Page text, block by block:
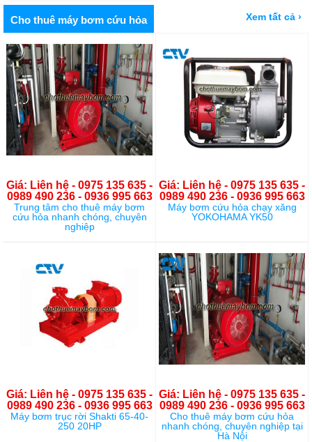
Cho thuê máy bơm cứu hỏa Xem tất cả ›
Giá: Liên hệ - 0975 135 635 -
0989 490 236 - 0936 995 663
Trung tâm cho thuê máy bơm
cứu hỏa nhanh chóng, chuyên
nghiệp
Giá: Liên hệ - 0975 135 635 -
0989 490 236 - 0936 995 663
Máy bơm cứu hỏa chạy xăng
YOKOHAMA YK50
Giá: Liên hệ - 0975 135 635 -
0989 490 236 - 0936 995 663
Máy bơm trục rời Shakti 65-40-
250 20HP
Giá: Liên hệ - 0975 135 635 -
0989 490 236 - 0936 995 663
Cho thuê máy bơm cứu hỏa
nhanh chóng, chuyên nghiệp tại
Hà Nội